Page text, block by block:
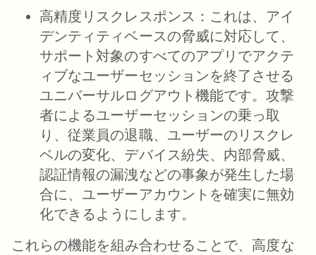
高精度リスクレスポンス： これは、アイ
デンティティベースの脅威に対応して、
サポート対象のすべてのアプリでアクテ
ィブなユーザーセッションを終了させる
ユニバーサルログアウト機能です。攻撃
者によるユーザーセッションの乗っ取
り、従業員の退職、ユーザーのリスクレ
ベルの変化、デバイス紛失、内部脅威、
認証情報の漏洩などの事象が発生した場
合に、ユーザーアカウントを確実に無効
化できるようにします。
これらの機能を組み合わせることで、高度な